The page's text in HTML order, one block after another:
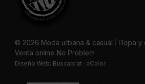
© 2026 Moda urbana & casual | Ropa y
Venta online No Problem
Diseño Web: Buscaprat · aColor